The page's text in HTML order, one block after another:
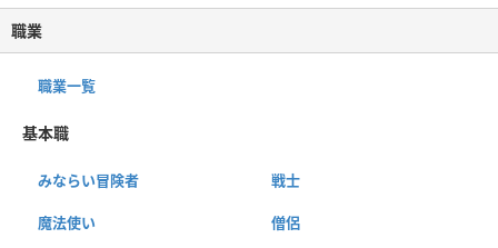
職業
職業一覧
基本職
みならい冒険者 戦士
魔法使い 僧侶